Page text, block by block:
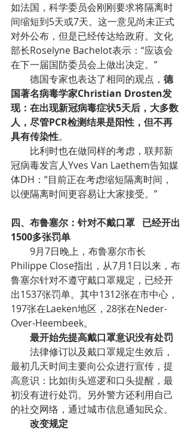
如法国，科学委员会刚刚要求将隔离时
间缩短到5天或7天。这一意见尚未正式
对外公布，但是已经传达给政府。文化
部长Roselyne Bachelot表示：“应该会
在下一届国防委员会上做出决定。”
德国专家也表达了相同的观点， 德
国著名病毒学家Christian Drosten发
现：在出现新冠病毒症状5天后，大多数
人，尽管PCR检测结果是阳性，但不再
具有传染性。
比利时也在做同样的考虑，联邦新
冠病毒发言人Yves Van Laethem告知媒
体DH：“目前正在考虑缩短隔离时间，
以便隔离时间更容易让大家接受。”
四、布鲁塞尔：针对不戴口罩   已经开出
1500多张罚单
9月7日晚上，布鲁塞尔市长
Philippe Close指出，从7月1日以来，布
鲁塞尔针对不遵守戴口罩规定，已经开
出1537张罚单。其中1312张在市中心，
197张在Laeken地区，28张在Neder-
Over-Heembeek。
最开始先提高戴口罩意识没有处罚
法律修订以及戴口罩规定生效后，
最初几天时间主要向公众进行宣传，提
高意识：比如街头巡逻和口头提醒，最
初没有进行处罚。另外警方还利用自己
的社交网络，通过城市信息通知民众。
改变规定